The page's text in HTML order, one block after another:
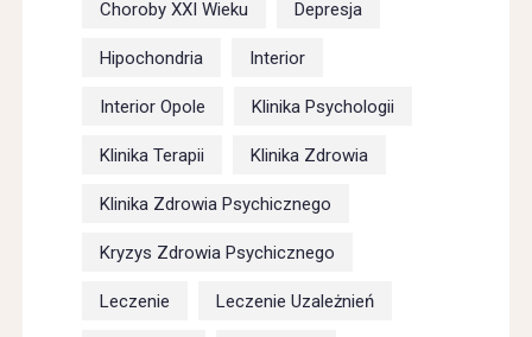
Choroby XXI Wieku Depresja
Hipochondria Interior
Interior Opole Klinika Psychologii
Klinika Terapii Klinika Zdrowia
Klinika Zdrowia Psychicznego
Kryzys Zdrowia Psychicznego
Leczenie Leczenie Uzależnień